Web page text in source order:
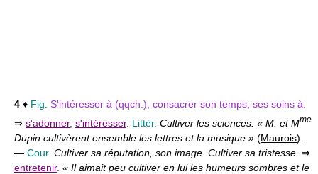
4 ♦ Fig. S'intéresser à (qqch.), consacrer son temps, ses soins à.
⇒ s'adonner, s'intéresser. Littér. Cultiver les sciences. « M. et Mme
Dupin cultivèrent ensemble les lettres et la musique » (Maurois)
— Cour. Cultiver sa réputation, son image. Cultiver sa tristesse. ⇒
entretenir. « Il aimait peu cultiver en lui les humeurs sombres et le